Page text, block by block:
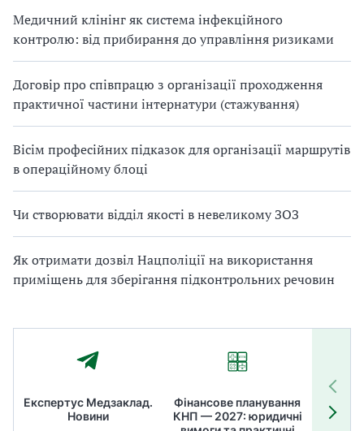
Медичний клінінг як система інфекційного
контролю: від прибирання до управління ризиками
Договір про співпрацю з організації проходження
практичної частини інтернатури (стажування)
Вісім професійних підказок для організації маршрутів
в операційному блоці
Чи створювати відділ якості в невеликому ЗОЗ
Як отримати дозвіл Нацполіції на використання
приміщень для зберігання підконтрольних речовин
Експертус Медзаклад.
Новини
Фінансове планування
КНП — 2027: юридичні